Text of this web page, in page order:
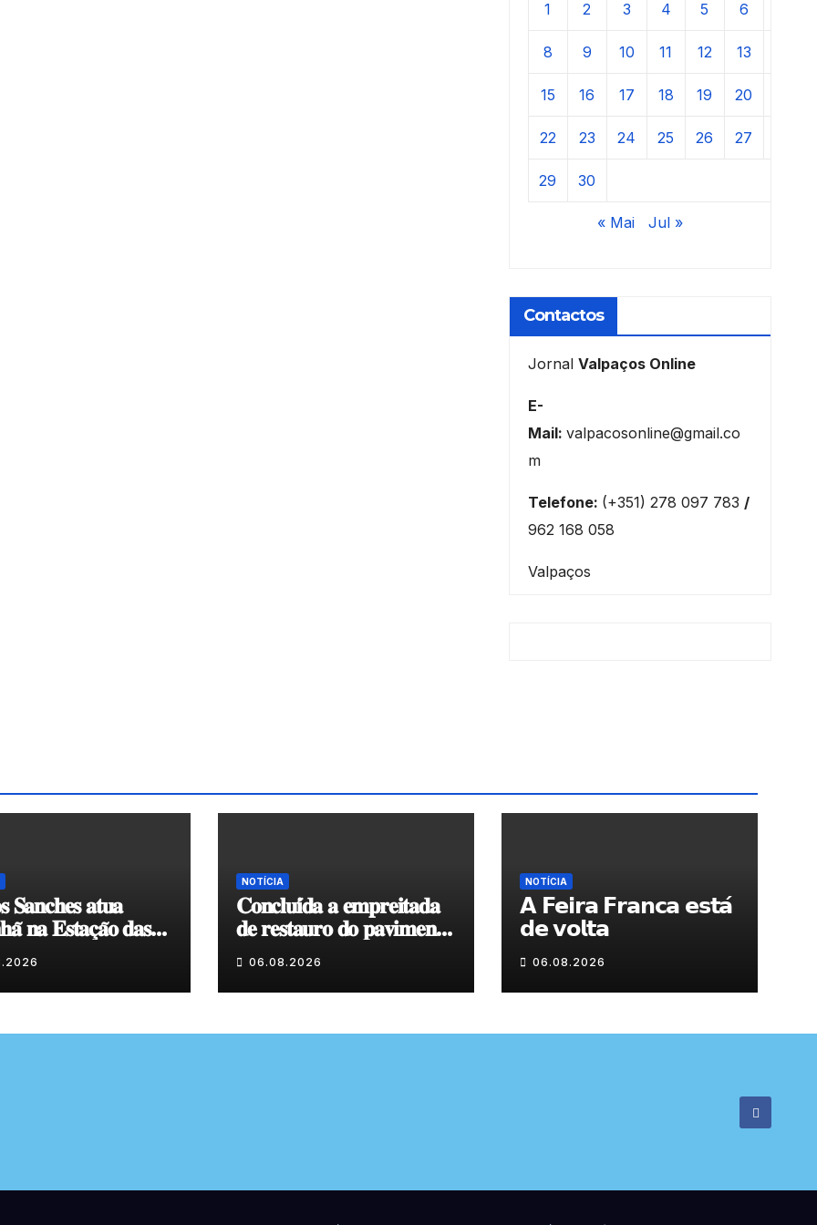
1 2 3 4 5 6
8 9 10 11 12 13
15 16 17 18 19 20
22 23 24 25 26 27
29 30
« Mai Jul »
Contactos
Jornal Valpaços Online
E-
Mail: valpacosonline@gmail.co
m
Telefone: (+351) 278 097 783 /
962 168 058
Valpaços
𝐒𝐚𝐧𝐜𝐡𝐞𝐬 𝐚𝐭𝐮𝐚
𝐧𝐚 𝐄𝐬𝐭𝐚𝐜̧𝐚̃𝐨 𝐝𝐚𝐬
NOTÍCIA
𝐂𝐨𝐧𝐜𝐥𝐮𝐢́𝐝𝐚 𝐚 𝐞𝐦𝐩𝐫𝐞𝐢𝐭𝐚𝐝𝐚
𝐝𝐞 𝐫𝐞𝐬𝐭𝐚𝐮𝐫𝐨 𝐝𝐨 𝐩𝐚𝐯𝐢𝐦𝐞𝐧𝐭𝐨
𝐞𝐧𝐯𝐨𝐥𝐯𝐞𝐧𝐭𝐞 𝐚̀ 𝐂𝐚𝐩𝐞𝐥𝐚 𝐝𝐞
𝐂𝐨𝐯𝐚𝐬
06.08.2026
NOTÍCIA
𝗔 𝗙𝗲𝗶𝗿𝗮 𝗙𝗿𝗮𝗻𝗰𝗮 𝗲𝘀𝘁𝗮́
𝗱𝗲 𝘃𝗼𝗹𝘁𝗮
06.08.2026